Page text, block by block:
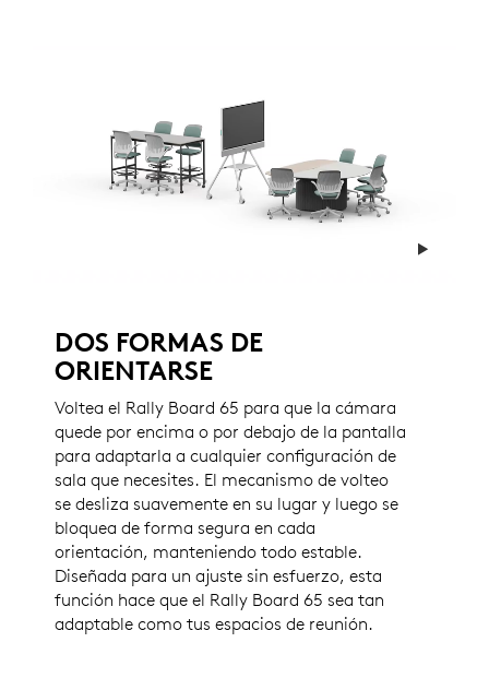
DOS FORMAS DE
ORIENTARSE
Voltea el Rally Board 65 para que la cámara
quede por encima o por debajo de la pantalla
para adaptarla a cualquier configuración de
sala que necesites. El mecanismo de volteo
se desliza suavemente en su lugar y luego se
bloquea de forma segura en cada
orientación, manteniendo todo estable.
Diseñada para un ajuste sin esfuerzo, esta
función hace que el Rally Board 65 sea tan
adaptable como tus espacios de reunión.